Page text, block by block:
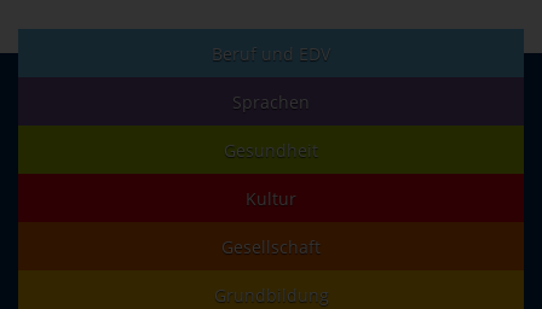
Beruf und EDV
Sprachen
Gesundheit
Kultur
Gesellschaft
Grundbildung